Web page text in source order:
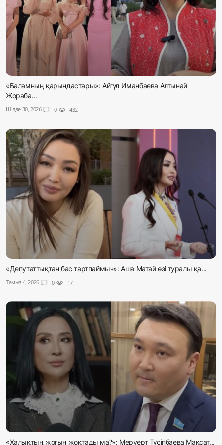
«Баламның қарындастары»: Айгүл Иманбаева Алтынай
Жораба...
Шілде 30, 2026 chat_bubble 0 visibility 432
«Депутаттықтан бас тартпаймын»: Аша Матай өзі туралы қа...
Тамыз 4, 2026 chat_bubble 0 visibility 17
«Халықтың жоғын жоқтады ма?»: Меруерт Түсіпбаева Мақсат...